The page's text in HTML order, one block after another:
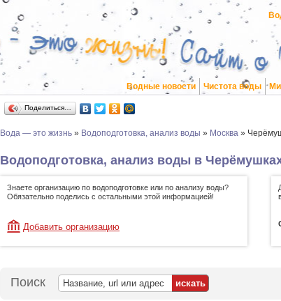
Водные новости Чистота воды
Поделиться…
Вода — это жизнь » Водоподготовка, анализ воды » Москва »
Водоподготовка, анализ воды в
Знаете организацию по водоподготовке или по анализу воды?
Обязательно поделись с остальными этой информацией!
Добавить организацию
Поиск